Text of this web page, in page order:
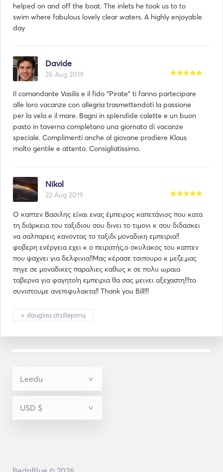
helped on and off the boat. The inlets he took us to to
swim where fabulous lovely clear waters. A highly enjoyable
day
Davide
26 Aug 2019
Il comandante Vasilis e il fido "Pirate" ti fanno partecipare
alle loro vacanze con allegria trasmettendoti la passione
per la vela e il mare. Bagni in splendide calette e un buon
pasto in taverna completano una giornata di vacanze
speciale. Complimenti anche al giovane prodiere Klaus
molto gentile e attento. Consigliatissimo.
Nikol
22 Aug 2019
Ο καπτεν Βασιλης είναι ενας έμπειρος καπετάνιος που κατα
τη διάρκεια του ταξιδιου σου δινει το τιμονι κ σου διδασκει
να σαλπαρεις κανοντας το ταξιδι μοναδικη εμπειρια!!
φοβερη ενέργεια εχει κ ο πειρατής,ο σκυλακος του καπτεν
που ψαχνει για δελφινια!!Μας κέρασε τσιπουρο κ μεζε,μας
πηγε σε μοναδικες παραλιες καθως κ σε πολυ ωραια
ταβερνα για φαγητο!η εμπειρια θα σας μεινει αξεχαστη!!!το
συνιστουμε ανεπιφυλακτα!! Thank you Bill!!!
+ daugiau atsiliepimų